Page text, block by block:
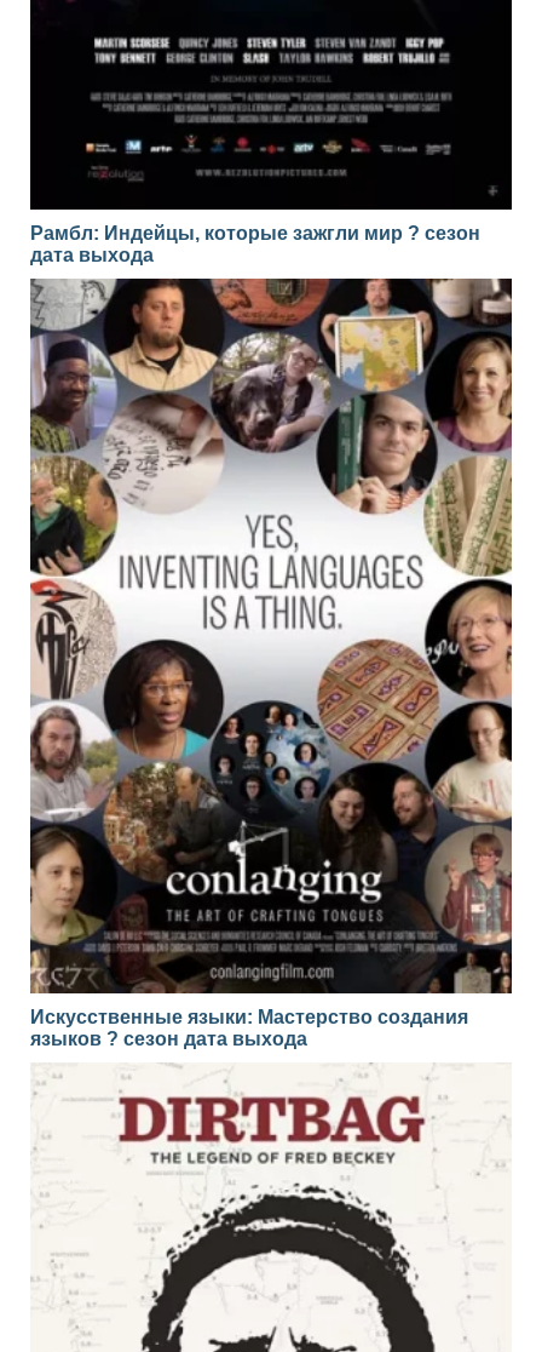
Рамбл: Индейцы, которые зажгли мир ? сезон
дата выхода
Искусственные языки: Мастерство создания
языков ? сезон дата выхода